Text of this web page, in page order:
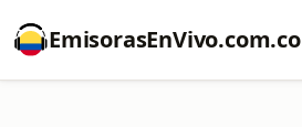
EmisorasEnVivo.com.co